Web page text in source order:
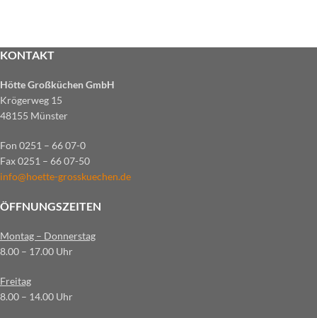
KONTAKT
Hötte Großküchen GmbH
Krögerweg 15
48155 Münster
Fon 0251 – 66 07-0
Fax 0251 – 66 07-50
info@hoette-grosskuechen.de
ÖFFNUNGSZEITEN
Montag – Donnerstag
8.00 – 17.00 Uhr
Freitag
8.00 – 14.00 Uhr